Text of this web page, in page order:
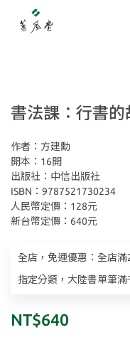
書法課：行書的
作者：方建勳
開本：16開
出版社：中信出版社
ISBN：9787521730234
人民幣定價：128元
新台幣定價：640元
全店，免運優惠：全店
指定分類，大陸書單筆
NT$640